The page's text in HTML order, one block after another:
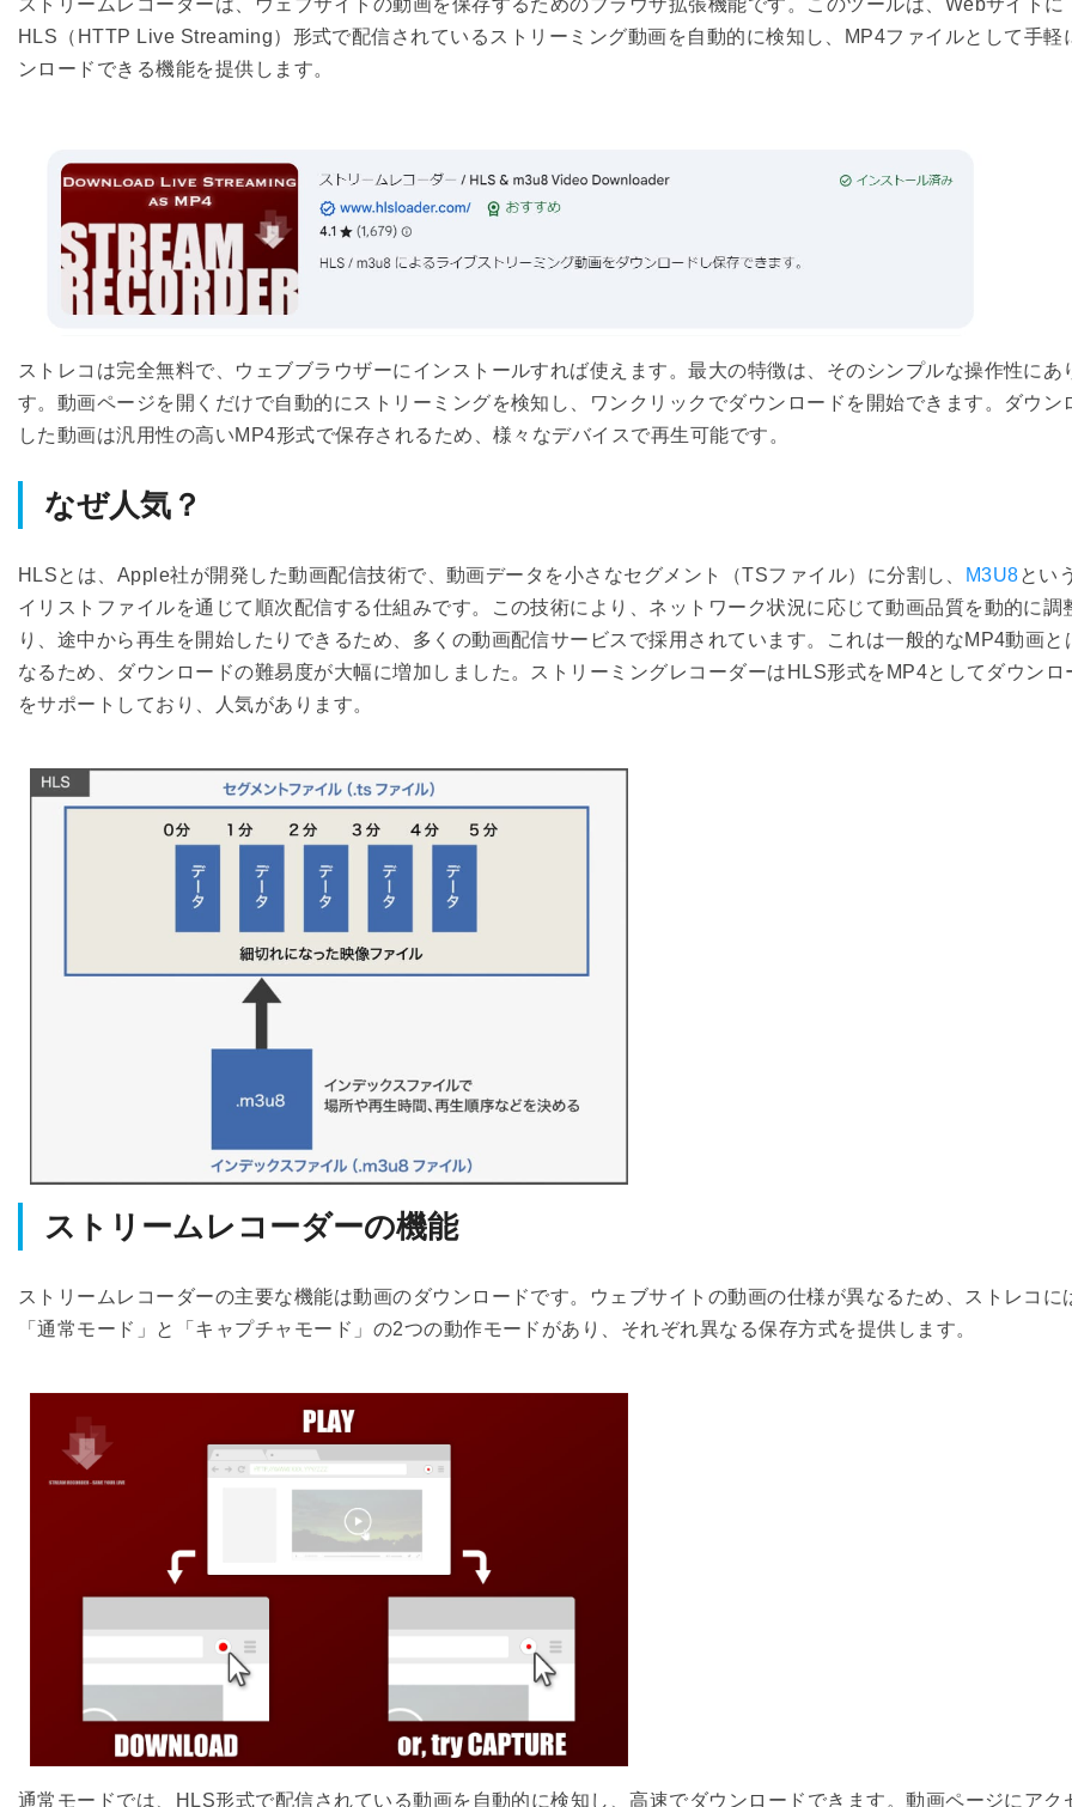
ストリームレコーダーは、ウェブサイトの動画を保存するためのブラウザ拡張機能です。このツールは、Webサイトに
HLS（HTTP Live Streaming）形式で配信されているストリーミング動画を自動的に検知し、MP4ファイルとして手軽
ンロードできる機能を提供します。
ストレコは完全無料で、ウェブブラウザーにインストールすれば使えます。最大の特徴は、そのシンプルな操作性にあ
す。動画ページを開くだけで自動的にストリーミングを検知し、ワンクリックでダウンロードを開始できます。ダウン
した動画は汎用性の高いMP4形式で保存されるため、様々なデバイスで再生可能です。
なぜ人気？
HLSとは、Apple社が開発した動画配信技術で、動画データを小さなセグメント（TSファイル）に分割し、 M3U8とい
イリストファイルを通じて順次配信する仕組みです。この技術により、ネットワーク状況に応じて動画品質を動的に調
り、途中から再生を開始したりできるため、多くの動画配信サービスで採用されています。これは一般的なMP4動画と
なるため、ダウンロードの難易度が大幅に増加しました。ストリーミングレコーダーはHLS形式をMP4としてダウンロ
をサポートしており、人気があります。
ストリームレコーダーの機能
ストリームレコーダーの主要な機能は動画のダウンロードです。ウェブサイトの動画の仕様が異なるため、ストレコに
「通常モード」と「キャプチャモード」の2つの動作モードがあり、それぞれ異なる保存方式を提供します。
通常モードでは、HLS形式で配信されている動画を自動的に検知し、高速でダウンロードできます。動画ページにアク